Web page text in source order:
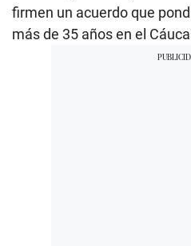
firmen un acuerdo que
más de 35 años en el